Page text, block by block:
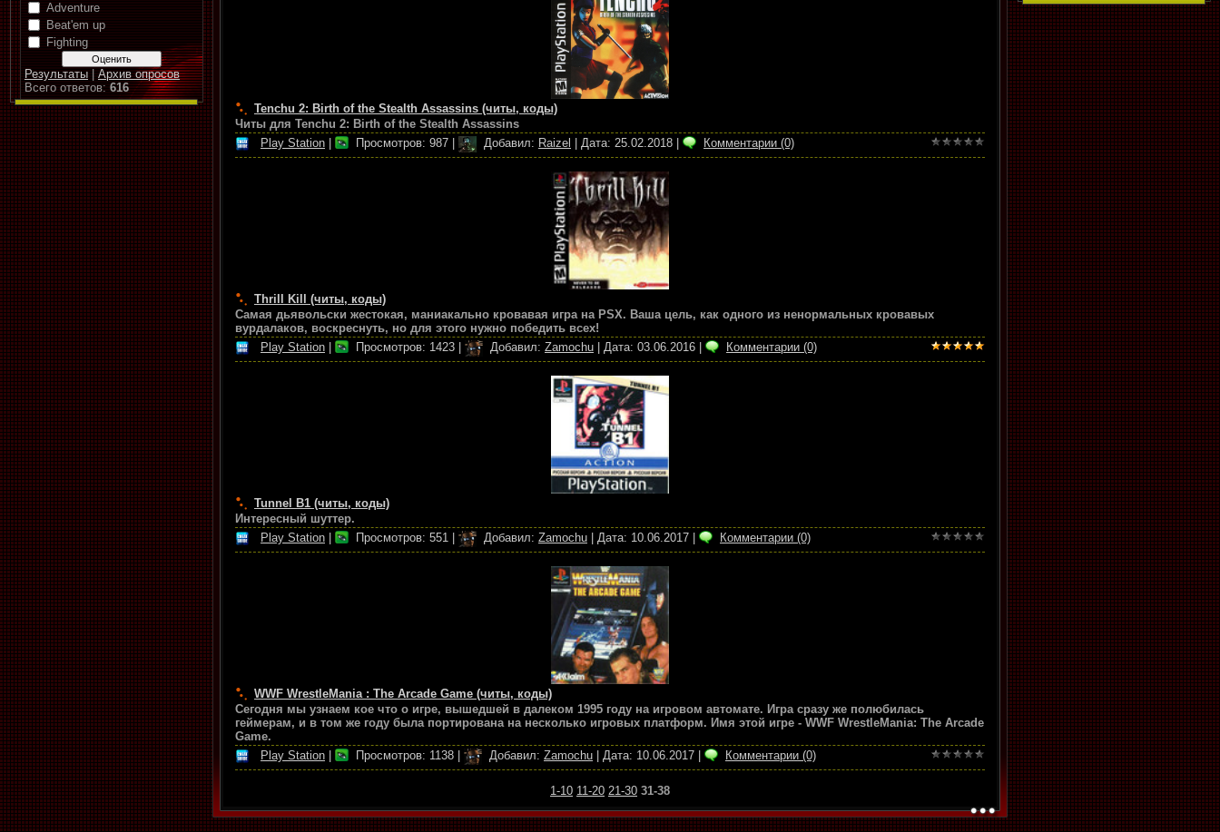
Adventure
Beat'em up
Fighting
Результаты
Архив опросов
Всего ответов: 616
Tenchu 2: Birth of the Stealth Assassins (читы, коды)
Читы для Tenchu 2: Birth of the Stealth Assassins
Play Station
Просмотров: 987 Добавил: Raizel Дата: 25.02.2018 Комментарии (0)
Thrill Kill (читы, коды)
Самая дьявольски жестокая, маниакально кровавая игра на PSX. Ваша цель, как одного из ненормальных кровавых
вурдалаков, воскреснуть, но для этого нужно победить всех!
Play Station
Просмотров: 1423 Добавил: Zamochu Дата: 03.06.2016 Комментарии (0)
Tunnel B1 (читы, коды)
Интересный шуттер.
Play Station
Просмотров: 551 Добавил: Zamochu Дата: 10.06.2017 Комментарии (0)
WWF WrestleMania : The Arcade Game (читы, коды)
Сегодня мы узнаем кое что о игре, вышедшей в далеком 1995 году на игровом автомате. Игра сразу же полюбилась
геймерам, и в том же году была портирована на несколько игровых платформ. Имя этой игре - WWF WrestleMania: The Arcade
Game.
Play Station
Просмотров: 1138 Добавил: Zamochu Дата: 10.06.2017 Комментарии (0)
1-10 11-20 21-30 31-38